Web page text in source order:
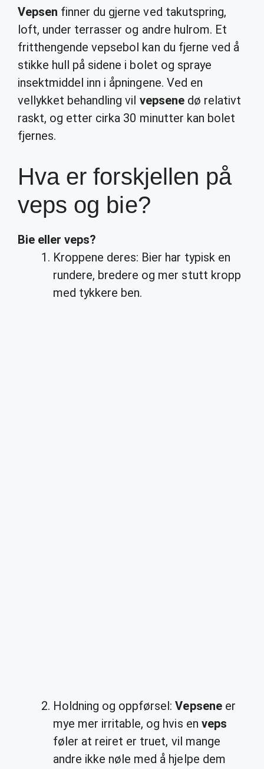
Vepsen finner du gjerne ved takutspring,
loft, under terrasser og andre hulrom. Et
fritthengende vepsebol kan du fjerne ved å
stikke hull på sidene i bolet og spraye
insektmiddel inn i åpningene. Ved en
vellykket behandling vil vepsenedø relativt
raskt, og etter cirka 30 minutter kan bolet
fjernes.
Hva er forskjellen på
veps og bie?
Bie ellerveps?
Kroppene deres: Bier har typisk en
rundere, bredere og mer stutt kropp
med tykkere ben.
Holdning og oppførsel:Vepseneer
mye mer irritable, og hvis en veps
føler at reiret er truet, vil mange
andre ikke nøle med å hjelpe dem